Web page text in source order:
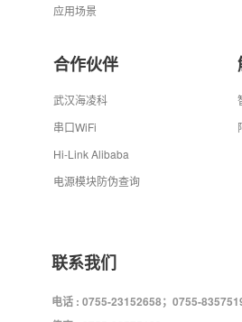
应用场景
合作伙伴
武汉海凌科
串口WiFi
Hi-Link Alibaba
电源模块防伪查询
联系我们
电话 : 0755-23152658；0755-